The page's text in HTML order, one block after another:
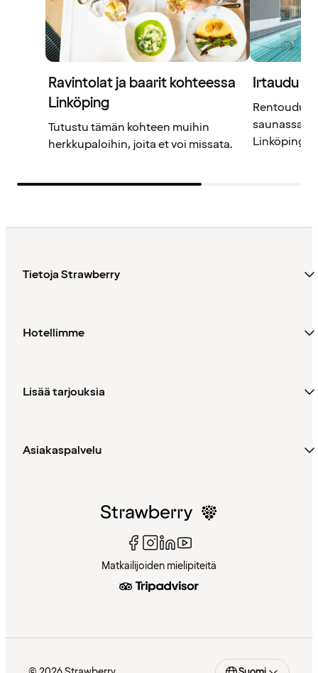
Ravintolat ja baarit kohteessa
Linköping
Tutustu tämän kohteen muihin
herkkupaloihin, joita et voi missata.
Irtaudu
Rentoudu
saunassa
Tietoja Strawberry
Hotellimme
Lisää tarjouksia
Asiakaspalvelu
Matkailijoiden mielipiteitä